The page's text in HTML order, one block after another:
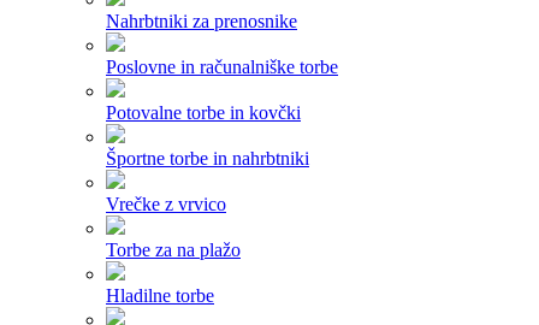
Nahrbtniki za prenosnike
Poslovne in računalniške torbe
Potovalne torbe in kovčki
Športne torbe in nahrbtniki
Vrečke z vrvico
Torbe za na plažo
Hladilne torbe